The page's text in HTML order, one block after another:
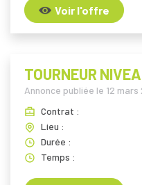
Voir l'offre
TOURNEUR
Annonce publiée le 12 mars
Contrat :
Lieu :
Durée :
Temps :